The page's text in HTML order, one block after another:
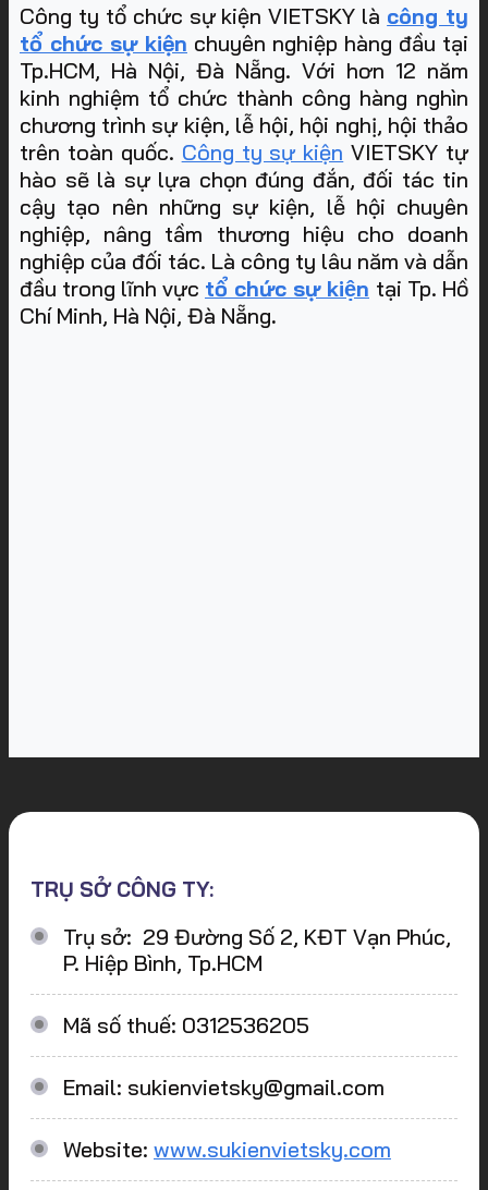
Công ty tổ chức sự kiện VIETSKY là công ty
tổ chức sự kiện chuyên nghiệp hàng đầu tại
Tp.HCM, Hà Nội, Đà Nẵng. Với hơn 12 năm
kinh nghiệm tổ chức thành công hàng nghìn
chương trình sự kiện, lễ hội, hội nghị, hội thảo
trên toàn quốc. Công ty sự kiện VIETSKY tự
hào sẽ là sự lựa chọn đúng đắn, đối tác tin
cậy tạo nên những sự kiện, lễ hội chuyên
nghiệp, nâng tầm thương hiệu cho doanh
nghiệp của đối tác. Là công ty lâu năm và dẫn
đầu trong lĩnh vực tổ chức sự kiện tại Tp. Hồ
Chí Minh, Hà Nội, Đà Nẵng.
TRỤ SỞ CÔNG TY:
Trụ sở: 29 Đường Số 2, KĐT Vạn Phúc,
P. Hiệp Bình, Tp.HCM
Mã số thuế: 0312536205
Email: sukienvietsky@gmail.com
Website: www.sukienvietsky.com